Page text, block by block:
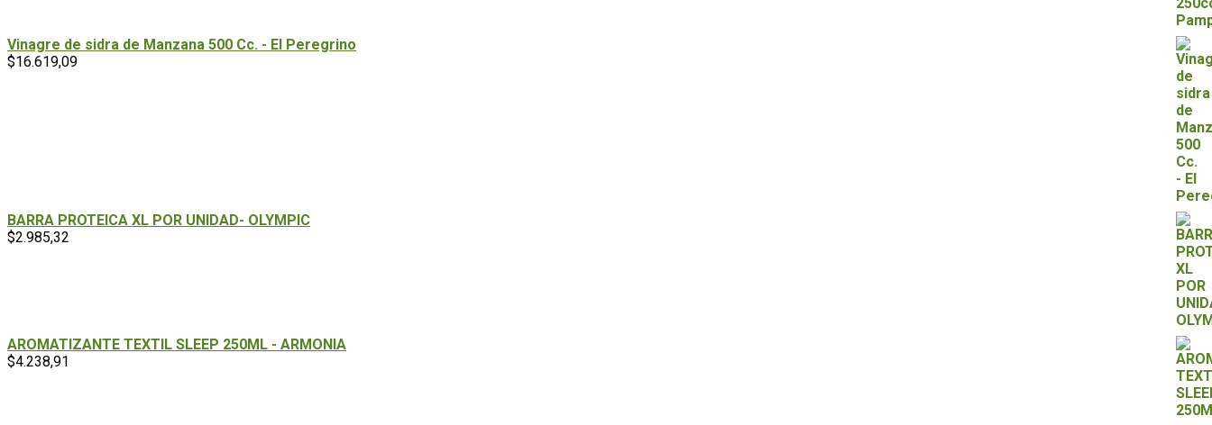
Vinagre de sidra de Manzana 500 Cc. - El Peregrino
$16.619,09
BARRA PROTEICA XL POR UNIDAD- OLYMPIC
$2.985,32
AROMATIZANTE TEXTIL SLEEP 250ML - ARMONIA
$4.238,91